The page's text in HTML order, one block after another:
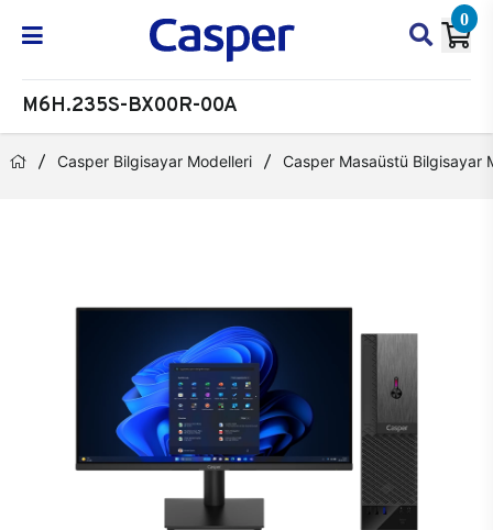
0
M6H.235S-BX00R-00A
Casper Bilgisayar Modelleri Casper Masaüstü Bilgisayar